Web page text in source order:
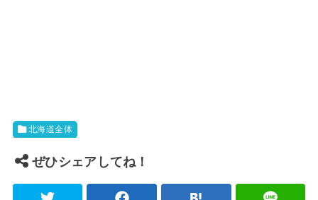
北海道全体
ぜひシェアしてね！